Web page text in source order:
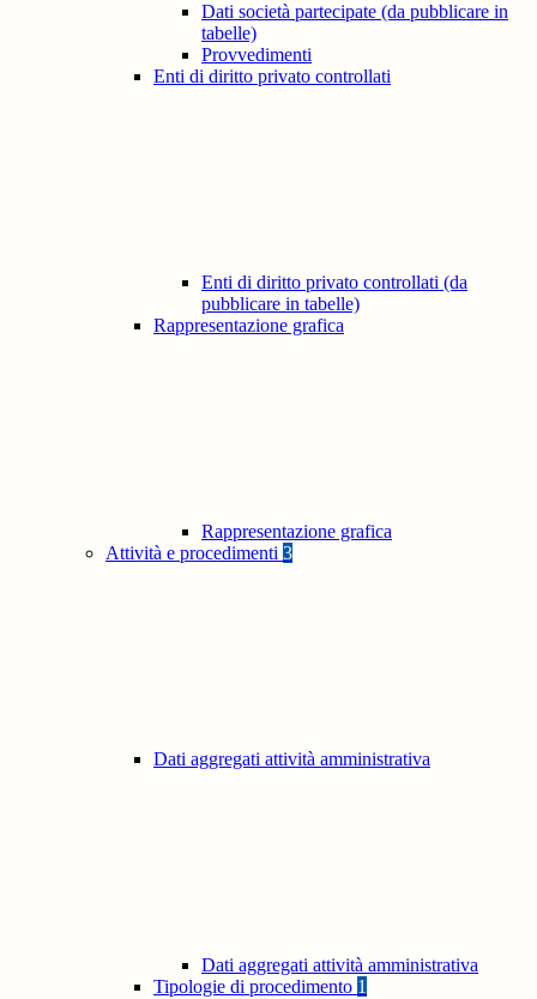
Dati società partecipate (da pubblicare in
tabelle)
Provvedimenti
Enti di diritto privato controllati
Enti di diritto privato controllati (da
pubblicare in tabelle)
Rappresentazione grafica
Rappresentazione grafica
Attività e procedimenti 3
Dati aggregati attività amministrativa
Dati aggregati attività amministrativa
Tipologie di procedimento 1